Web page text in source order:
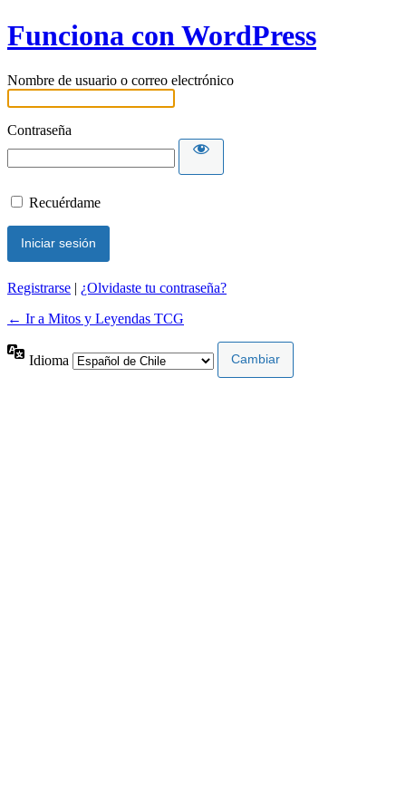
Funciona con WordPress
Nombre de usuario o correo electrónico
Contraseña
Recuérdame
Registrarse | ¿Olvidaste tu contraseña?
← Ir a Mitos y Leyendas TCG
Idioma